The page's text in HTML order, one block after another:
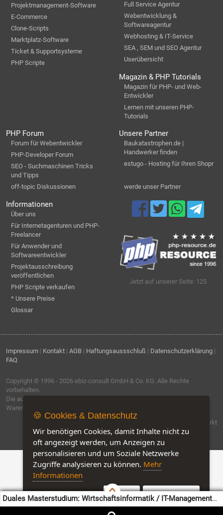
Duales Masterstudium: Wirtschaftsinformatik / IT-Management
(M.Sc.)
Projektmanagement-Software
E-Commerce
Clone-Scripts
Marktplatz-Software
Ticket & Supportsysteme
PHP Scripte
Full Service Agentur
Webentwicklung &
Softwareagentur
Webhosting & IT-Service
SEA , SEM und SEO Agentur
Userübersicht
Magazin & PHP Tutorials
Magazin für PHP- und Web-
Entwickler
Lernen mit unseren PHP-
Tutorials
PHP Forum
Forum für Webentwickler
PHP-Developer Forum
SEO - Suchmaschinen Tricks
und Tipps
off-topic Diskussionen
Unsere Partner
Baukatastrophen.de |
Handwerker finden
estugo - Hosting für Ihren Shopr
werde unser Partner
Informationen
Über uns
Für Internetagenturen und PHP-
Freelancer
Für Anwender und
Softwareentwickler
Projektausschreibung
veröffentlichen
PHP Scripte verkaufen
* Unsere Preise
Glossar
Jetzt auf unserer Seite: 125
Impressum | Kontakt | AGB | Haftungsaussschluß | Datenschutzerklärung |
FAQ
Copyright © 1996 - 2026 ebiz-consult GmbH & Co. KG. Alle Rechte
vorbehalten.
Die auf dieser Seite verwendeten Produktbezeichnungen, Namen und
Warenzeichen sind Eigentum der jeweiligen Firmen.
Software by IQ-Markt
🍪 Cookies & Datenschutz
Wir benötigen Cookies, damit Inhalte nicht zu
oft angezeigt werden, um Anzeigen zu
personalisieren und um Soziale Netzwerke
Zugriffe analysieren zu können. Mehr
Informationen
Akzeptieren Customise Cookies